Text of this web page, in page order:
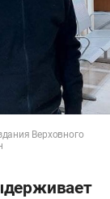
Верховного